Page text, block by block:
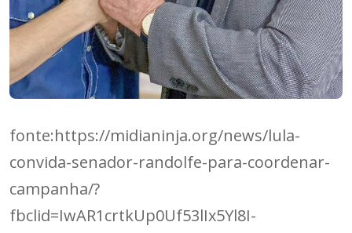
fonte:https://midianinja.org/news/lula-
convida-senador-randolfe-para-coordenar-
campanha/?
fbclid=IwAR1crtkUp0Uf53lIx5Yl8I-